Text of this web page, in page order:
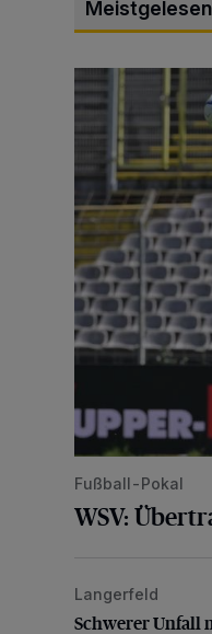
Meistgelesen
WSV:
Fußball-Pokal
WSV:
Schwerer Unfall
Langerfeld
Schwerer Unfall